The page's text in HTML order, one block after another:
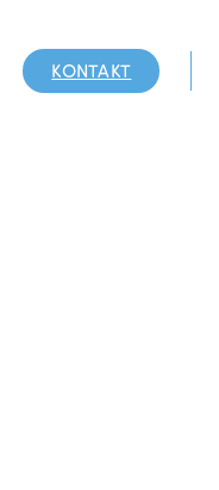
KONTAKT